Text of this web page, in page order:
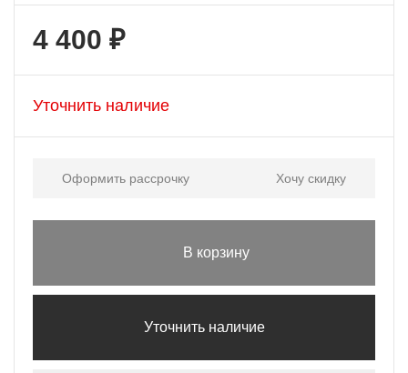
4 400 ₽
Уточнить наличие
Оформить рассрочку Хочу скидку
В корзину
Уточнить наличие